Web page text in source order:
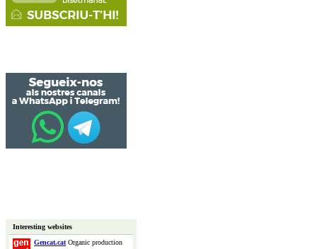
Interesting websites
Gencat.catOrganic production